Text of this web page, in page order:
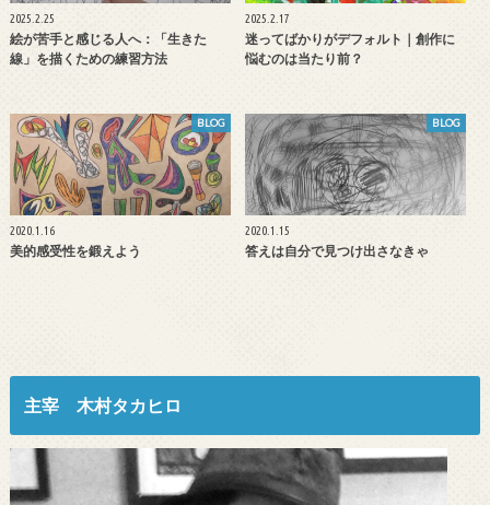
2025.2.25
絵が苦手と感じる人へ：「生きた
線」を描くための練習方法
2025.2.17
迷ってばかりがデフォルト｜創作に
悩むのは当たり前？
BLOG
2020.1.16
美的感受性を鍛えよう
BLOG
2020.1.15
答えは自分で見つけ出さなきゃ
主宰 木村タカヒロ